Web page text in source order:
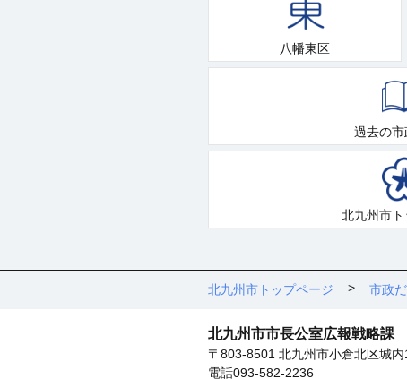
八幡東区
過去の市
北九州市
北九州市トップページ 市政
北九州市市長公室広報戦略課
〒803-8501 北九州市小倉北区城
電話093-582-2236